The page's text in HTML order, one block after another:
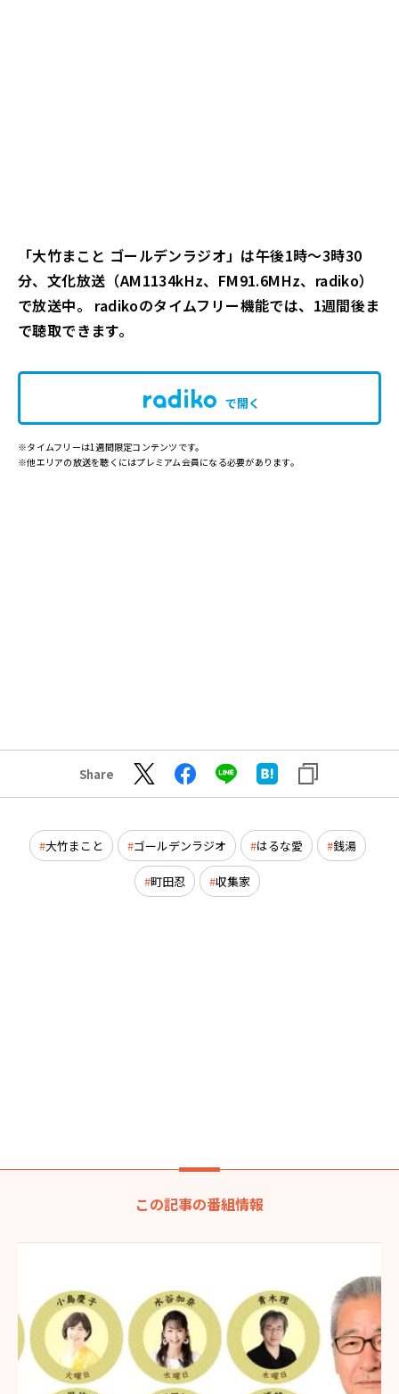
「大竹まこと ゴールデンラジオ」は午後1時～3時30
分、文化放送（AM1134kHz、FM91.6MHz、radiko）
で放送中。 radikoのタイムフリー機能では、1週間後ま
で聴取できます。
で開く
※タイムフリーは1週間限定コンテンツです。
※他エリアの放送を聴くにはプレミアム会員になる必要があります。
Share
大竹まこと ゴールデンラジオ はるな愛 銭湯
町田忍 収集家
この記事の番組情報